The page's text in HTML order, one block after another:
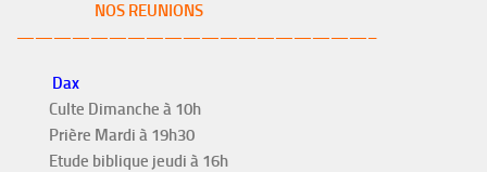
NOS REUNIONS
———————————————————–
Dax
Culte Dimanche à 10h
Prière Mardi à 19h30
Etude biblique jeudi à 16h